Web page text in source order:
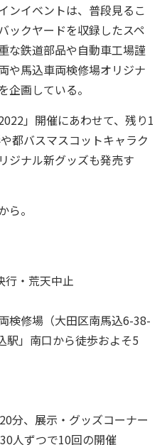
ンイベントは、普段見るこ
ックヤードを収録したスペ
な鉄道部品や自動車工場謹
や馬込車両検修場オリジナ
企画している。
」開催にあわせて、残り1
都バスマスコットキャラク
ジナル新グッズも発売す
ら。
・荒天中止
検修場（大田区南馬込6-38-
駅」南口から徒歩およそ5
分、展示・グッズコーナー
人ずつで10回の開催